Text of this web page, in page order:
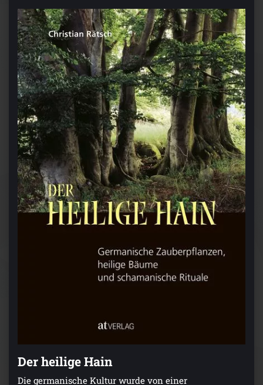
Der heilige Hain
Die germanische Kultur wurde von einer